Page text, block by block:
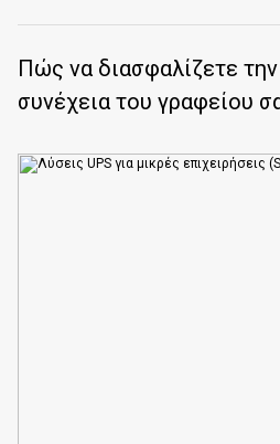
Πώς να διασφαλίζετε την
συνέχεια του γραφείου